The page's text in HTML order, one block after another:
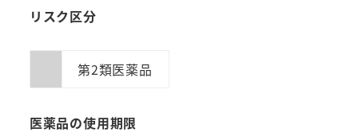
リスク区分
第2類医薬品
医薬品の使用期限